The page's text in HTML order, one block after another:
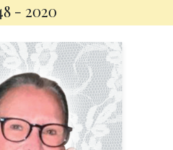
- 2020